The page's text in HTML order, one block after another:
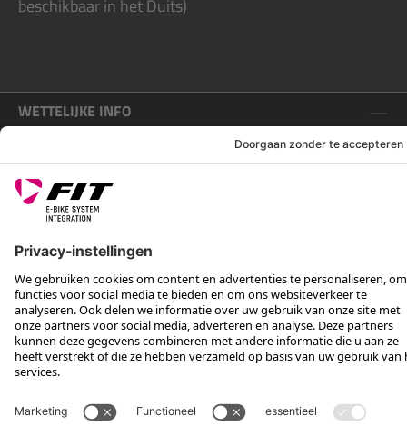
beschikbaar in het Duits)
WETTELIJKE INFO
VOLG ONS OP
*Aanbevolen verkoopprijs incl. btw, excl. verzendkosten
Rotax Bike Technology AG © 2025